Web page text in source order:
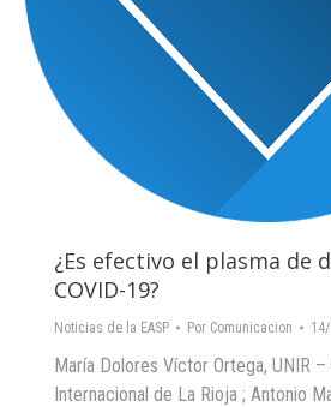
¿Es efectivo el plasma de
COVID-19?
Noticias de la EASP Por Comunicacion
María Dolores Víctor Ortega, UNIR –
Internacional de La Rioja ; Antonio